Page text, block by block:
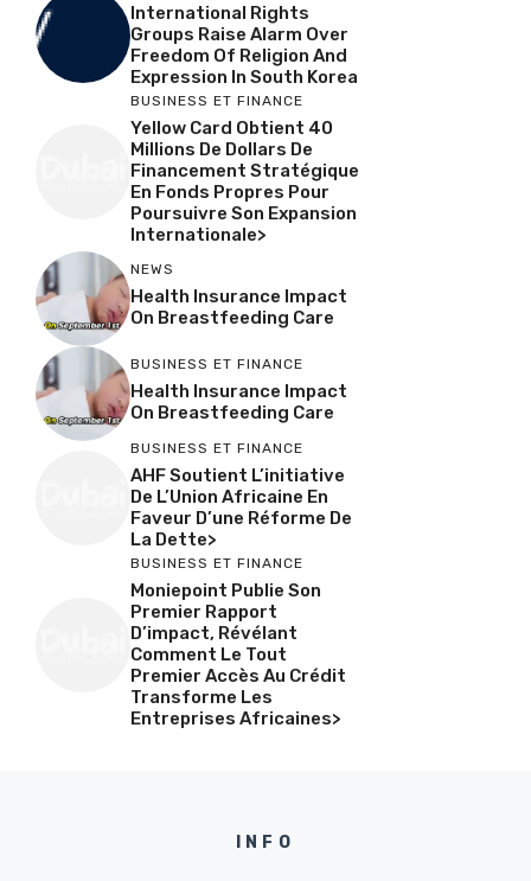
International Rights
Groups Raise Alarm Over
Freedom Of Religion And
Expression In South Korea
BUSINESS ET FINANCE
Yellow Card Obtient 40
Millions De Dollars De
Financement Stratégique
En Fonds Propres Pour
Poursuivre Son Expansion
Internationale>
NEWS
Health Insurance Impact
On Breastfeeding Care
BUSINESS ET FINANCE
Health Insurance Impact
On Breastfeeding Care
BUSINESS ET FINANCE
AHF Soutient L’initiative
De L’Union Africaine En
Faveur D’une Réforme De
La Dette>
BUSINESS ET FINANCE
Moniepoint Publie Son
Premier Rapport
D’impact, Révélant
Comment Le Tout
Premier Accès Au Crédit
Transforme Les
Entreprises Africaines>
INFO